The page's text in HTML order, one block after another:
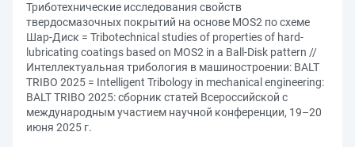
Триботехнические исследования свойств
твердосмазочных покрытий на основе MOS2 по схеме
Шар-Диск = Tribotechnical studies of properties of hard-
lubricating coatings based on MOS2 in a Ball-Disk pattern //
Интеллектуальная трибология в машиностроении: BALT
TRIBO 2025 = Intelligent Tribology in mechanical engineering:
BALT TRIBO 2025: сборник статей Всероссийской с
международным участием научной конференции, 19–20
июня 2025 г.